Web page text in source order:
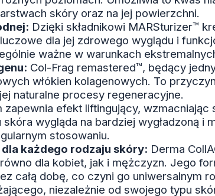
skóry oraz na jej powierzchni.
Dzięki składnikowi MARSturizer™
dla jej zdrowego wyglądu i
ważne w warunkach
Col-Frag remastered™, będący
włókien kolagenowych. To
naturalne procesy regeneracyjne.
zapewnia efekt liftingujący,
wygląda na bardziej wygładzoną i
stosowaniu.
każdego rodzaju skóry: Derma
dla kobiet, jak i mężczyzn. Jego
całą dobę, co czyni go uniwersalnym
niezależnie od swojego typu